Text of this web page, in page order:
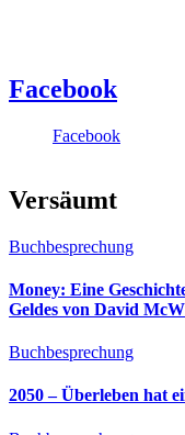
Facebook
Facebook
Versäumt
Buchbesprechung
Money: Eine
Geldes von David
Buchbesprechung
2050 – Überleben hat